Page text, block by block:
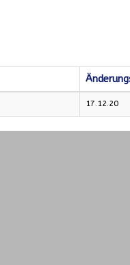
17.12.20